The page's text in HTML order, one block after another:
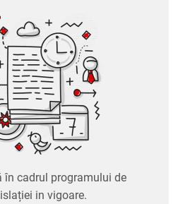
în cadrul programului de
in vigoare.
posturilor
în cadrul programului de
in vigoare.